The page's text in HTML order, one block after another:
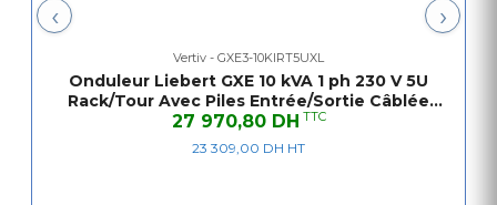
530 mm à 102 kg
Température de fonctionnement :
(jusqu'à 50ºC avec déclassement)
Entrée : Câblé
Prises électriques:
Câblé
‹ ›
Vertiv - GXE3-10KIRT5UXL
Onduleur Liebert GXE 10 kVA 1 ph 230 V 5U
Rack/Tour Avec Piles Entrée/Sortie Câblée
Monophasé
27 970,80 DH TTC
23 309,00 DH HT